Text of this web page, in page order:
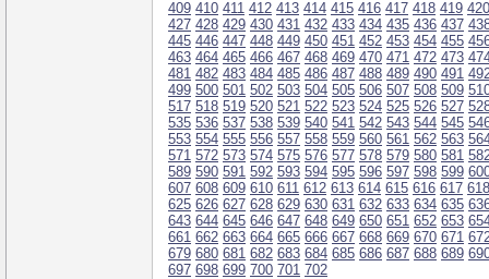
409 410 411 412 413 414 415 416 417 418 419 420
427 428 429 430 431 432 433 434 435 436 437
445 446 447 448 449 450 451 452 453 454 455
463 464 465 466 467 468 469 470 471 472 473
481 482 483 484 485 486 487 488 489 490 491
499 500 501 502 503 504 505 506 507 508 509
517 518 519 520 521 522 523 524 525 526 527
535 536 537 538 539 540 541 542 543 544 545
553 554 555 556 557 558 559 560 561 562 563
571 572 573 574 575 576 577 578 579 580 581
589 590 591 592 593 594 595 596 597 598 599
607 608 609 610 611 612 613 614 615 616 617 618
625 626 627 628 629 630 631 632 633 634 635
643 644 645 646 647 648 649 650 651 652 653
661 662 663 664 665 666 667 668 669 670 671
679 680 681 682 683 684 685 686 687 688 689
697 698 699 700 701 702